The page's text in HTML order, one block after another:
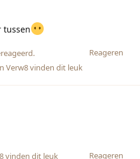
tussen
Reageren
Verw8vinden dit leuk
Reageren
vinden dit leuk